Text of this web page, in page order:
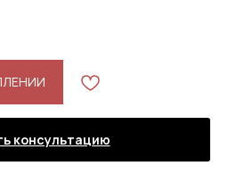
консультацию